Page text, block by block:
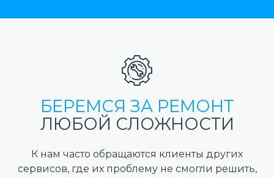
БЕРЕМСЯ ЗА РЕМОНТ
ЛЮБОЙ СЛОЖНОСТИ
К нам часто обращаются клиенты других
сервисов, где их проблему не смогли решить,